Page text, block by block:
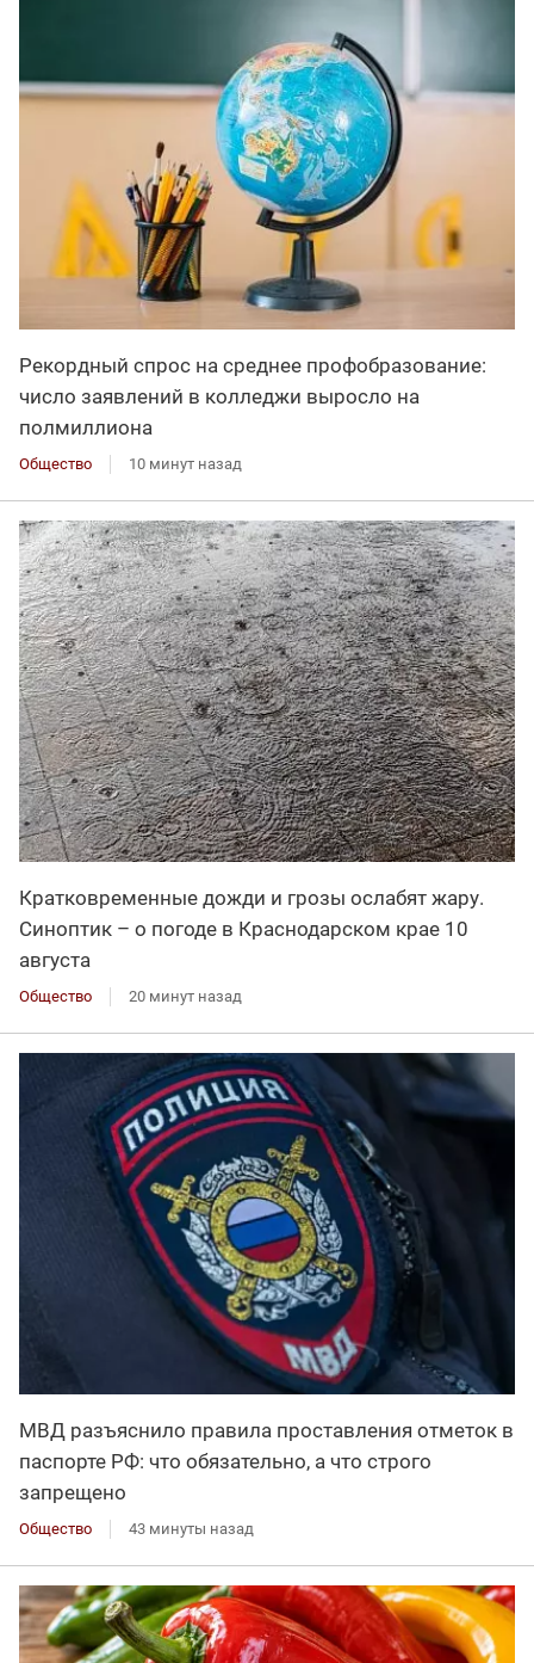
Рекордный спрос на среднее профобразование:
число заявлений в колледжи выросло на
полмиллиона
Общество 10 минут назад
Кратковременные дожди и грозы ослабят жару.
Синоптик – о погоде в Краснодарском крае 10
августа
Общество 20 минут назад
МВД разъяснило правила проставления отметок в
паспорте РФ: что обязательно, а что строго
запрещено
Общество 43 минуты назад